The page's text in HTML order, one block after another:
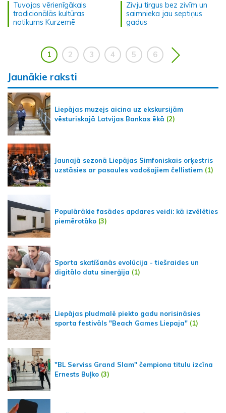
Tuvojas vērienīgākais
tradicionālās kultūras
notikums Kurzemē
Zivju tirgus bez zivīm un
saimnieka jau septiņus
gadus
1 2 3 4 5 6
Jaunākie raksti
Liepājas muzejs aicina uz ekskursijām
vēsturiskajā Latvijas Bankas ēkā (2)
Jaunajā sezonā Liepājas Simfoniskais orķestris
uzstāsies ar pasaules vadošajiem čellistiem (1)
Populārākie fasādes apdares veidi: kā izvēlēties
piemērotāko (3)
Sporta skatīšanās evolūcija - tiešraides un
digitālo datu sinerģija (1)
Liepājas pludmalē piekto gadu norisināsies
sporta festivāls "Beach Games Liepaja" (1)
"BL Serviss Grand Slam" čempiona titulu izcīna
Ernests Buļko (3)